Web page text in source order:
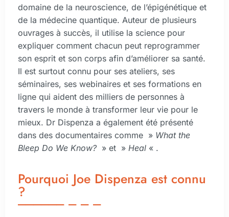
domaine de la neuroscience, de l’épigénétique et
de la médecine quantique. Auteur de plusieurs
ouvrages à succès, il utilise la science pour
expliquer comment chacun peut reprogrammer
son esprit et son corps afin d’améliorer sa santé.
Il est surtout connu pour ses ateliers, ses
séminaires, ses webinaires et ses formations en
ligne qui aident des milliers de personnes à
travers le monde à transformer leur vie pour le
mieux. Dr Dispenza a également été présenté
dans des documentaires comme » What the
Bleep Do We Know? » et » Heal « .
Pourquoi Joe Dispenza est connu
?